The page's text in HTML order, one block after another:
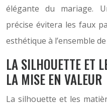
élégante du mariage.
précise évitera les faux
esthétique à l’ensemble
LA SILHOUETTE ET
LA MISE EN VALEUR
La silhouette et les